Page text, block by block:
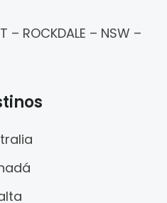
– ROCKDALE – NSW –